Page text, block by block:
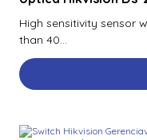
70300Aep0N | Assa
Monitoramento Vertx
71000Bep0N01A |
V1000
V2000
High sensitivity sensor
than 40...